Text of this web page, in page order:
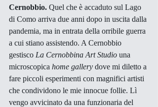
Cernobbio. Quel che è accaduto sul Lago
di Como arriva due anni dopo in uscita dalla
pandemia, ma in entrata della orribile guerra
a cui stiano assistendo. A Cernobbio
gestisco La Cernobbina Art Studio una
microscopica home gallery dove mi diletto a
fare piccoli esperimenti con magnifici artisti
che condividono le mie innocue follie. Lì
vengo avvicinato da una funzionaria del